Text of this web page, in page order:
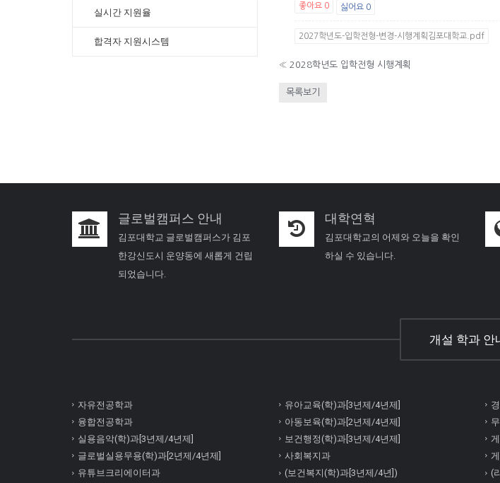
좋아요 0 싫어요 0
2027학년도-입학전형-변경-시행계획김포대학교.pdf
« 2028학년도 입학전형 시행계획
목록보기
실시간 지원율
합격자 지원시스템
글로벌캠퍼스 안내
김포대학교 글로벌캠퍼스가 김포
한강신도시 운양동에 새롭게 건립
되었습니다.
대학연혁
김포대학교의 어제와 오늘을 확인
하실 수 있습니다.
개설 학과 안
자유전공학과
융합전공학과
실용음악(학)과[3년제/4년제]
글로벌실용무용(학)과[2년제/4년제]
유튜브크리에이터과
유아교육(학)과[3년제/4년제]
아동보육(학)과[2년제/4년제]
보건행정(학)과[3년제/4년제]
사회복지과
(보건복지(학)과[3년제/4년])
(